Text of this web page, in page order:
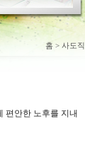
홈 > 사도직
편안한 노후를 지내